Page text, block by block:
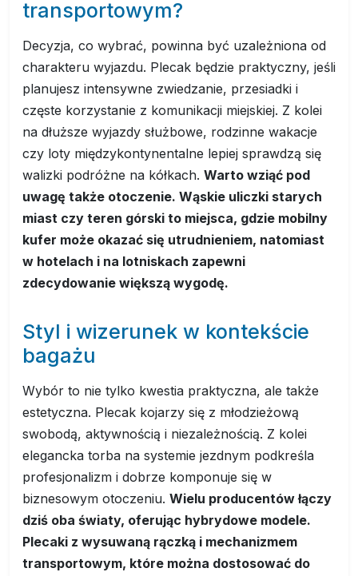
transportowym?
Decyzja, co wybrać, powinna być uzależniona od
charakteru wyjazdu. Plecak będzie praktyczny, jeśli
planujesz intensywne zwiedzanie, przesiadki i
częste korzystanie z komunikacji miejskiej. Z kolei
na dłuższe wyjazdy służbowe, rodzinne wakacje
czy loty międzykontynentalne lepiej sprawdzą się
walizki podróżne na kółkach. Warto wziąć pod
uwagę także otoczenie. Wąskie uliczki starych
miast czy teren górski to miejsca, gdzie mobilny
kufer może okazać się utrudnieniem, natomiast
w hotelach i na lotniskach zapewni
zdecydowanie większą wygodę.
Styl i wizerunek w kontekście
bagażu
Wybór to nie tylko kwestia praktyczna, ale także
estetyczna. Plecak kojarzy się z młodzieżową
swobodą, aktywnością i niezależnością. Z kolei
elegancka torba na systemie jezdnym podkreśla
profesjonalizm i dobrze komponuje się w
biznesowym otoczeniu. Wielu producentów łączy
dziś oba światy, oferując hybrydowe modele.
Plecaki z wysuwaną rączką i mechanizmem
transportowym, które można dostosować do